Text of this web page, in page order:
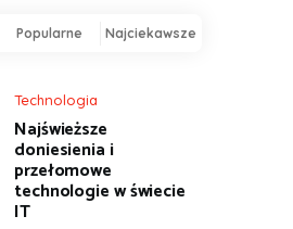
Popularne Najciekawsze
Technologia
Najświeższe
doniesienia i
przełomowe
technologie w świecie
IT